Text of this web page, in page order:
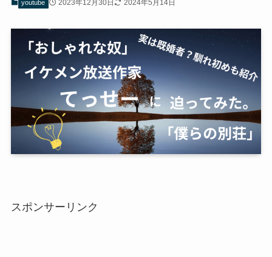
youtube 2023年12月30日 2024年5月14日
スポンサーリンク